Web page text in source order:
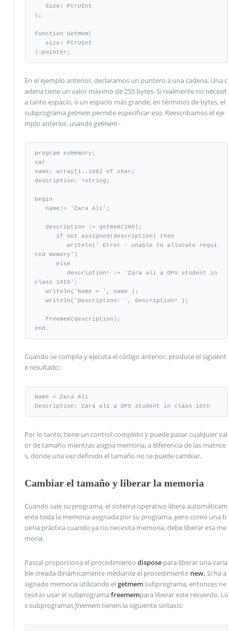
);
function GetMem(
):pointer;
En el ejemplo anterior, declaramos un puntero a una cadena. Una c
adena tiene un valor máximo de 255 bytes. Si realmente no necesit
a tanto espacio, o un espacio más grande, en términos de bytes, el
subprograma getmempermite especificar eso. Reescribamos el eje
mplo anterior, usando getmem-
program exMemory;
var
name: array[1..100] of char;
description: ^string;
begin
red memory')
class 10th';
end.
Cuando se compila y ejecuta el código anterior, produce el siguient
e resultado:
Name = Zara Ali
Description: Zara ali a DPS student in class 10th
Por lo tanto, tiene un control completo y puede pasar cualquier val
or de tamaño mientras asigna memoria, a diferencia de las matrice
s, donde una vez definido el tamaño no se puede cambiar.
Cambiar el tamaño y liberar la memoria
Cuando sale su programa, el sistema operativo libera automáticam
ente toda la memoria asignada por su programa, pero como una b
uena práctica cuando ya no necesita memoria, debe liberar esa me
moria.
Pascal proporciona el procedimiento disposepara liberar una varia
ble creada dinámicamente mediante el procedimiento new. Si ha a
signado memoria utilizando el getmemsubprograma, entonces ne
cesitas usar el subprograma freemempara liberar este recuerdo. Lo
s subprogramasfreememtienen la siguiente sintaxis: